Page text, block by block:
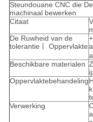
Steundouane CNC die
machinaal bewerken
Citaat
De Ruwheid van de
tolerantie丨 Oppervlakte
Beschikbare materialen
Oppervlaktebehandeling
Verwerking